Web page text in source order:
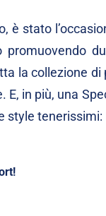
è stato
la collezione
in più, una
style